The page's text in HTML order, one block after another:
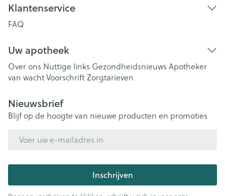
Klantenservice
FAQ
Uw apotheek
Over ons Nuttige links Gezondheidsnieuws Apotheker
van wachtVoorschriftZorgtarieven
Nieuwsbrief
Blijf op de hoogte van nieuwe producten en promoties
Inschrijven